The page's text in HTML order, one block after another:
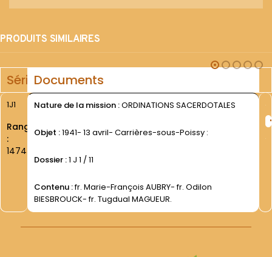
PRODUITS SIMILAIRES
SérieDocuments
1J1
Rang
:
1474
Nature de la mission :ORDINATIONS SACERDOTALES
Objet :1941- 13 avril- Carrières-sous-Poissy :
Dossier :1 J 1 / 11
Contenu :fr. Marie-François AUBRY- fr. Odilon
BIESBROUCK- fr. Tugdual MAGUEUR.